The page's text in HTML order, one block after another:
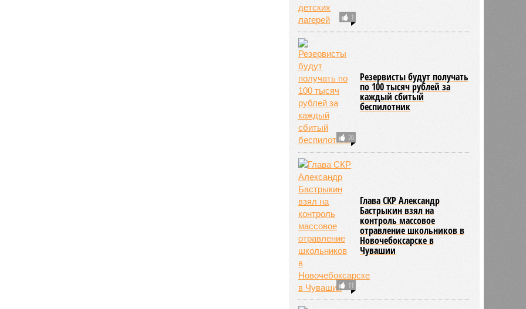
1
26
Резервисты будут получать
по 100 тысяч рублей за
каждый сбитый
беспилотник
11
Глава СКР Александр
Бастрыкин взял на
контроль массовое
отравление школьников в
Новочебоксарске в
Чувашии